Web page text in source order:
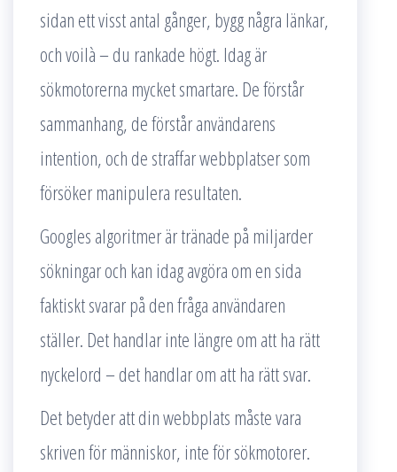
sidan ett visst antal gånger, bygg några länkar,
och voilà – du rankade högt. Idag är
sökmotorerna mycket smartare. De förstår
sammanhang, de förstår användarens
intention, och de straffar webbplatser som
försöker manipulera resultaten.
Googles algoritmer är tränade på miljarder
sökningar och kan idag avgöra om en sida
faktiskt svarar på den fråga användaren
ställer. Det handlar inte längre om att ha rätt
nyckelord – det handlar om att ha rätt svar.
Det betyder att din webbplats måste vara
skriven för människor, inte för sökmotorer.